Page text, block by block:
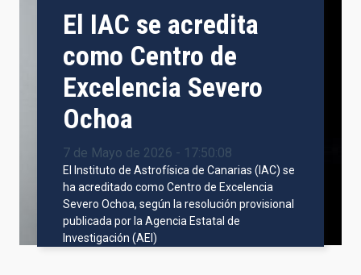
El IAC se acredita
como Centro de
Excelencia Severo
Ochoa
7 de Mayo de 2026 - 17:50:08
El Instituto de Astrofísica de Canarias (IAC) se
ha acreditado como Centro de Excelencia
Severo Ochoa, según la resolución provisional
publicada por la Agencia Estatal de
Investigación (AEI)